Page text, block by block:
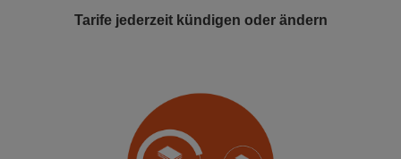
Tarife jederzeit kündigen oder ändern